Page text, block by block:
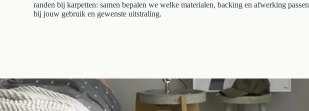
randen bij karpetten: samen bepalen we welke materialen, backing en afwerking passen
bij jouw gebruik en gewenste uitstraling.